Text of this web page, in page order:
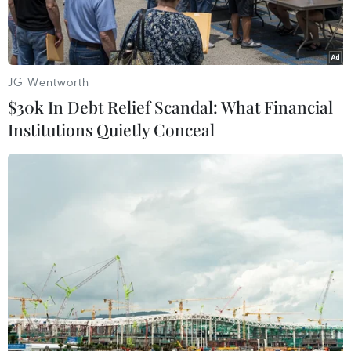
trường.
Đẩy nhanh thực hiện dự án làm sạch sông Tô Lịch. (Ảnh: TTXVN
phát)
Chủ tịch Ủy ban Nhân dân Thành phố Hà Nội
JG Wentworth
$30k In Debt Relief Scandal: What Financial
Institutions Quietly Conceal